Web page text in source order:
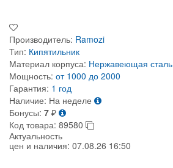
Производитель: Ramozi
Тип: Кипятильник
Материал корпуса: Нержавеющая сталь
Мощность: от 1000 до 2000
Гарантия: 1 год
Наличие: На неделе
Бонусы: 7 ₽
Код товара: 89580
Актуальность
цен и наличия: 07.08.26 16:50